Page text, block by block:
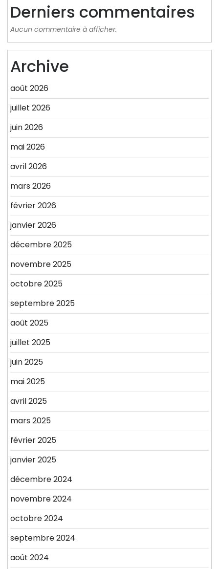
Derniers commentaires
Aucun commentaire à afficher.
Archive
août 2026
juillet 2026
juin 2026
mai 2026
avril 2026
mars 2026
février 2026
janvier 2026
décembre 2025
novembre 2025
octobre 2025
septembre 2025
août 2025
juillet 2025
juin 2025
mai 2025
avril 2025
mars 2025
février 2025
janvier 2025
décembre 2024
novembre 2024
octobre 2024
septembre 2024
août 2024